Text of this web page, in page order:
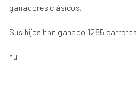
ganadores clásicos.
Sus hijos han ganado 1285
null